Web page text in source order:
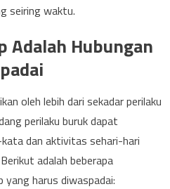
seiring waktu.
Adalah Hubungan
oleh lebih dari sekadar perilaku
perilaku buruk dapat
dan aktivitas sehari-hari
adalah beberapa
harus diwaspadai: